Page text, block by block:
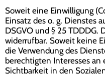
Soweit eine Einwilligung
Einsatz des o. g. Dienstes
DSGVO und § 25 TDDDG.
widerrufbar. Soweit keine
die Verwendung des
berechtigten Interesses
Sichtbarkeit in den